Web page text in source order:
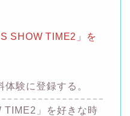
SHOW TIME2」を
験に登録する。
TIME2」を好きな時